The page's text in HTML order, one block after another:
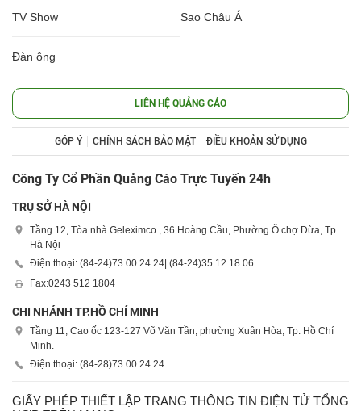
TV Show Sao Châu Á
Đàn ông
LIÊN HỆ QUẢNG CÁO
GÓP Ý CHÍNH SÁCH BẢO MẬT ĐIỀU KHOẢN SỬ DỤNG
Công Ty Cổ Phần Quảng Cáo Trực Tuyến 24h
TRỤ SỞ HÀ NỘI
Tầng 12, Tòa nhà Geleximco , 36 Hoàng Cầu, Phường Ô chợ Dừa, Tp.
Hà Nội
Điện thoại: (84-24)73 00 24 24 | (84-24)35 12 18 06
Fax:0243 512 1804
CHI NHÁNH TP.HỒ CHÍ MINH
Tầng 11, Cao ốc 123-127 Võ Văn Tần, phường Xuân Hòa, Tp. Hồ Chí
Minh.
Điện thoại: (84-28)73 00 24 24
GIẤY PHÉP THIẾT LẬP TRANG THÔNG TIN ĐIỆN TỬ TỔNG